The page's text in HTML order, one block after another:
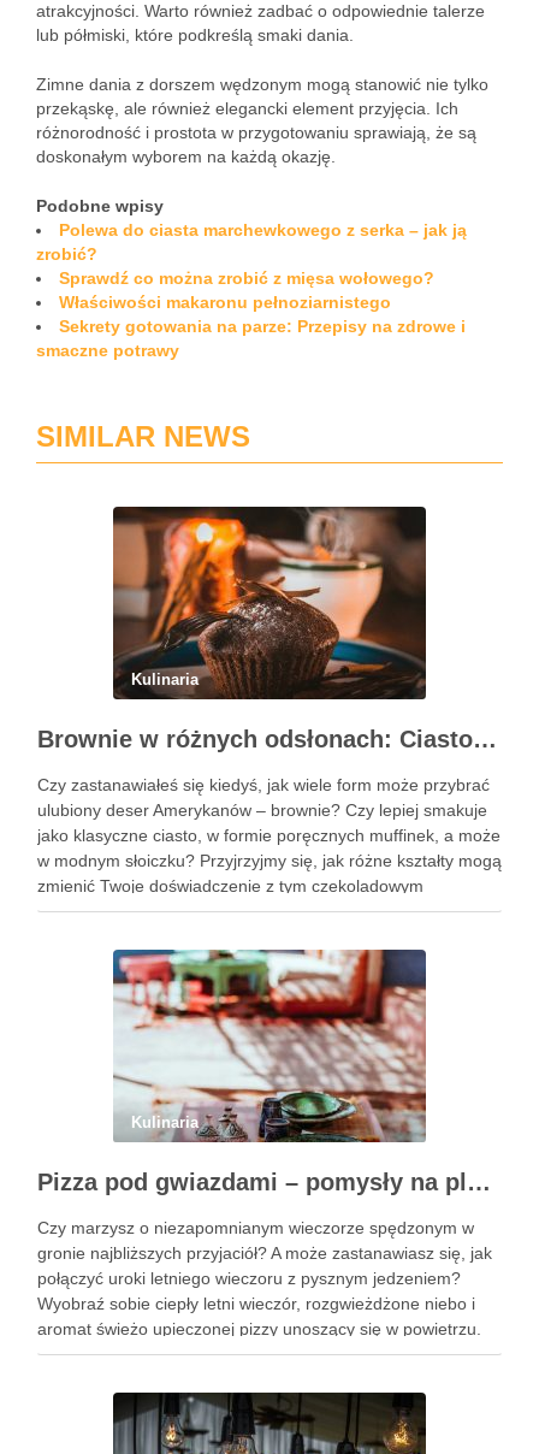
atrakcyjności. Warto również zadbać o odpowiednie talerze
lub półmiski, które podkreślą smaki dania.
Zimne dania z dorszem wędzonym mogą stanowić nie tylko
przekąskę, ale również elegancki element przyjęcia. Ich
różnorodność i prostota w przygotowaniu sprawiają, że są
doskonałym wyborem na każdą okazję.
Podobne wpisy
Polewa do ciasta marchewkowego z serka – jak ją
zrobić?
Sprawdź co można zrobić z mięsa wołowego?
Właściwości makaronu pełnoziarnistego
Sekrety gotowania na parze: Przepisy na zdrowe i
smaczne potrawy
SIMILAR NEWS
Kulinaria
Brownie w różnych odsłonach: Ciasto, muffinki czy brownie w słoiczku?
Czy zastanawiałeś się kiedyś, jak wiele form może przybrać
ulubiony deser Amerykanów – brownie? Czy lepiej smakuje
jako klasyczne ciasto, w formie poręcznych muffinek, a może
w modnym słoiczku? Przyjrzyjmy się, jak różne kształty mogą
zmienić Twoje doświadczenie z tym czekoladowym
przysmakiem. Podobne wpisy Trzy pomysły na wykwintne
Kulinaria
Pizza pod gwiazdami – pomysły na plenerowy wieczór z przyjaciółmi
Czy marzysz o niezapomnianym wieczorze spędzonym w
gronie najbliższych przyjaciół? A może zastanawiasz się, jak
połączyć uroki letniego wieczoru z pysznym jedzeniem?
Wyobraź sobie ciepły letni wieczór, rozgwieżdżone niebo i
aromat świeżo upieczonej pizzy unoszący się w powietrzu.
Brzmi kusząco, prawda? W tym artykule pokażę Ci, jak